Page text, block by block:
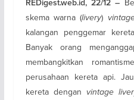
REDigest.web.id, 22/12 –
skema warna (livery)
kalangan penggemar
Banyak orang
membangkitkan
perusahaan kereta api.
kereta denganvintage